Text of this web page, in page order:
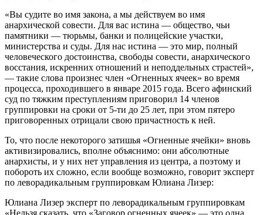
«Вы судите во имя закона, а мы действуем во имя
анархической совести. Для вас истина — общество, чьи
памятники — тюрьмы, банки и полицейские участки,
министерства и суды. Для нас истина — это мир, полный
человеческого достоинства, свободы совести, анархического
восстания, искренних отношений и неподдельных страстей»,
— такие слова произнес член «Огненных ячеек» во время
процесса, проходившего в январе 2015 года. Всего афинский
суд по тяжким преступлениям приговорил 14 членов
группировки на сроки от 5-ти до 25 лет, при этом пятеро
приговоренных отрицали свою причастность к ней.
То, что после некоторого затишья «Огненные ячейки» вновь
активизировались, вполне объяснимо: они абсолютные
анархисты, и у них нет управления из центра, а поэтому и
побороть их сложно, если вообще возможно, говорит эксперт
по леворадикальным группировкам Юлиана Лизер:
Юлиана Лизер эксперт по леворадикальным группировкам
«Нельзя сказать, что «Заговор огненных ячеек» — это одна